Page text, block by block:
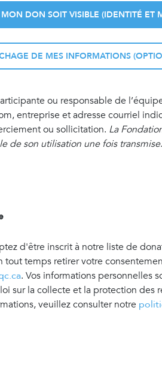
DON SOIT VISIBLE (IDENTITÉ ET
DE MES INFORMATIONS
ou responsable de
entreprise et adresse courriel
ou sollicitation. La
de son utilisation une fois transmise.
d'être inscrit à notre liste de
tout temps retirer votre
. Vos informations personnelles
sur la collecte et la protection des
veuillez consulter notre